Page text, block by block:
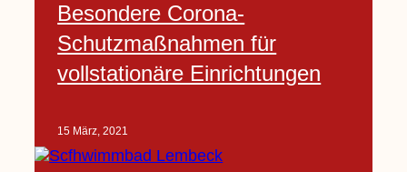
Besondere Corona-
Schutzmaßnahmen für
vollstationäre Einrichtungen
15 März, 2021